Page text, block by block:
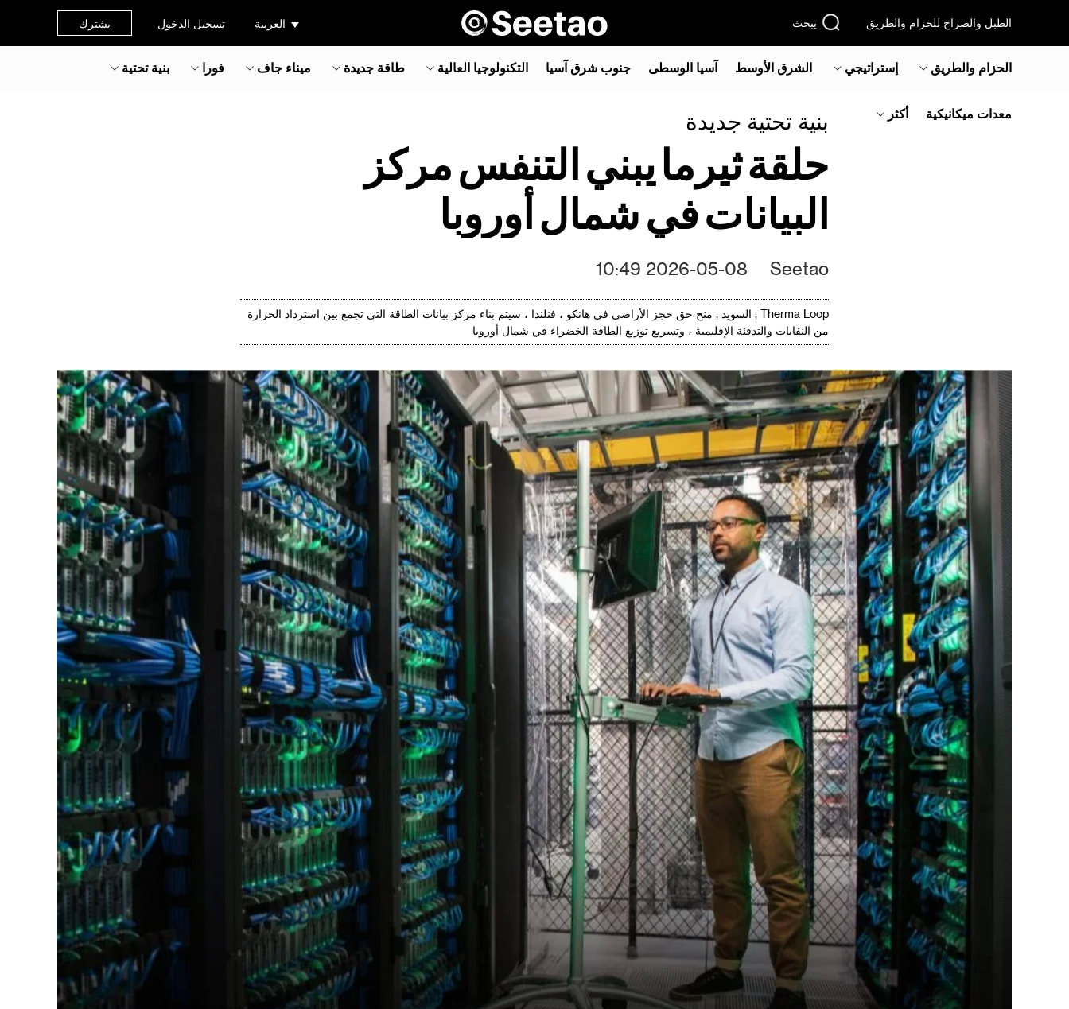
الطبل والصراخ للحزام والطريق يبحث العربية تسجيل الدخول يشترك
الحزام والطريق إستراتيجي الشرق الأوسط‎ آسيا الوسطى جنوب شرق آسيا‎ التكنولوجيا العالية طاقة جديدة ميناء جاف فورا بنية تحتية
معدات ميكانيكية أكثر بنية تحتية جديدة
حلقة ثيرما يبني التنفس مركز
البيانات في شمال أوروبا
Seetao
2026-05-08 10:49
Therma Loop , السويد , منح حق حجز الأراضي في هانكو ، فنلندا ، سيتم بناء مركز بيانات الطاقة التي تجمع بين استرداد الحرارة
من النفايات والتدفئة الإقليمية ، وتسريع توزيع الطاقة الخضراء في شمال أوروبا